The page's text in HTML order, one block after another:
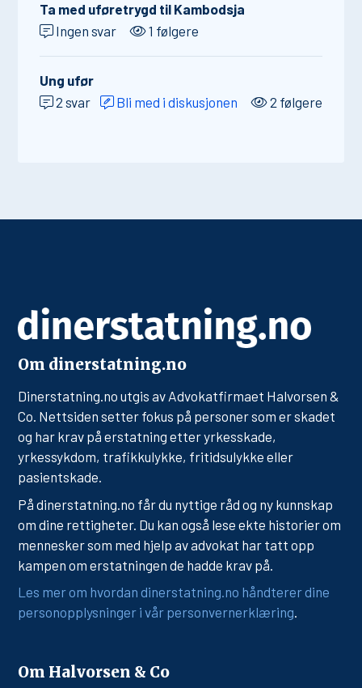
Ta med uføretrygd til Kambodsja
Ingen svar
1 følgere
Ung ufør
2 svar
Bli med i diskusjonen 2 følgere
Om dinerstatning.no
Dinerstatning.no utgis av Advokatfirmaet Halvorsen &
Co. Nettsiden setter fokus på personer som er skadet
og har krav på erstatning etter yrkesskade,
yrkessykdom, trafikkulykke, fritidsulykke eller
pasientskade.
På dinerstatning.no får du nyttige råd og ny kunnskap
om dine rettigheter. Du kan også lese ekte historier om
mennesker som med hjelp av advokat har tatt opp
kampen om erstatningen de hadde krav på.
Les mer om hvordan dinerstatning.no håndterer dine
personopplysninger i vår personvernerklæring.
Om Halvorsen & Co